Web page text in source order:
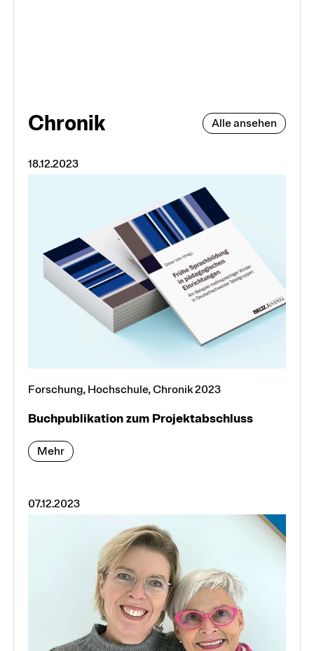
Organisation
Chronik Alle ansehen
18.12.2023
Forschung, Hochschule, Chronik 2023
Buchpubli­ka­tion zum Pro­jekt­absch­luss
Mehr
07.12.2023